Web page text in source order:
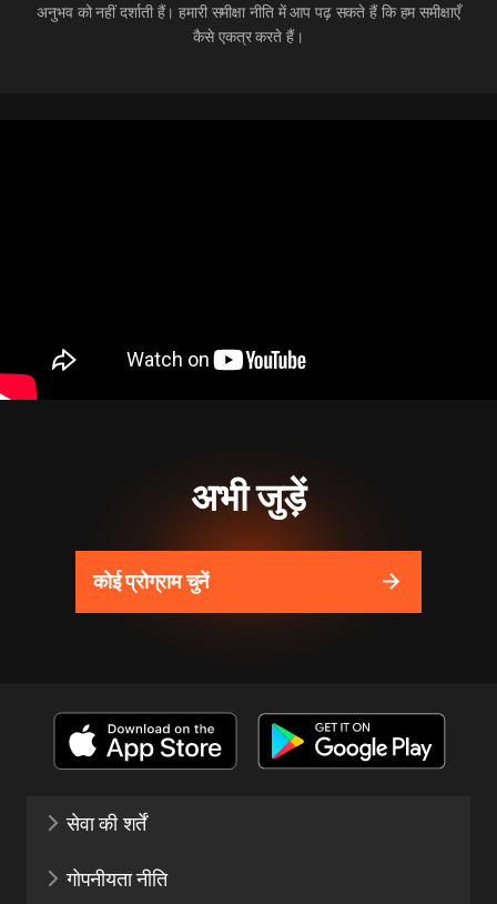
अनुभव को नहीं दर्शाती हैं। हमारी समीक्षा नीति में आप पढ़ सकते हैं कि हम समीक्षाएँ
कैसे एकत्र करते हैं।
अभी जुड़ें
कोई प्रोग्राम चुनें
सेवा की शर्तें
गोपनीयता नीति